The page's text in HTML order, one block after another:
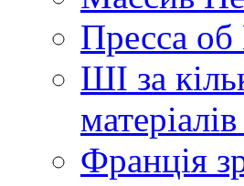
Пресса
ШІ за
Франція